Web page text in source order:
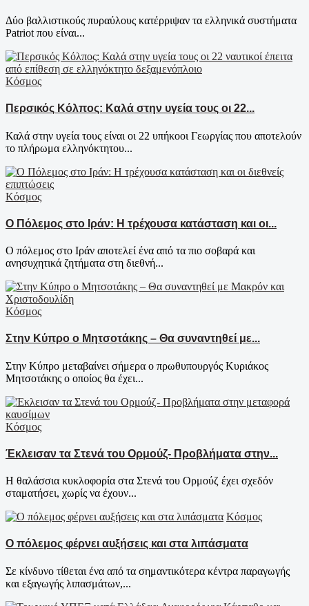
Δύο βαλλιστικούς πυραύλους κατέρριψαν τα ελληνικά συστήματα
Patriot που είναι...
Κόσμος
Περσικός Κόλπος: Καλά στην υγεία τους οι 22...
Καλά στην υγεία τους είναι οι 22 υπήκοοι Γεωργίας που αποτελούν
το πλήρωμα ελληνόκτητου...
Κόσμος
Ο Πόλεμος στο Ιράν: Η τρέχουσα κατάσταση και οι...
Ο πόλεμος στο Ιράν αποτελεί ένα από τα πιο σοβαρά και
ανησυχητικά ζητήματα στη διεθνή...
Κόσμος
Στην Κύπρο ο Μητσοτάκης – Θα συναντηθεί με...
Στην Κύπρο μεταβαίνει σήμερα ο πρωθυπουργός Κυριάκος
Μητσοτάκης ο οποίος θα έχει...
Κόσμος
Έκλεισαν τα Στενά του Ορμούζ- Προβλήματα στην...
Η θαλάσσια κυκλοφορία στα Στενά του Ορμούζ έχει σχεδόν
σταματήσει, χωρίς να έχουν...
Κόσμος
Ο πόλεμος φέρνει αυξήσεις και στα λιπάσματα
Σε κίνδυνο τίθεται ένα από τα σημαντικότερα κέντρα παραγωγής
και εξαγωγής λιπασμάτων,...